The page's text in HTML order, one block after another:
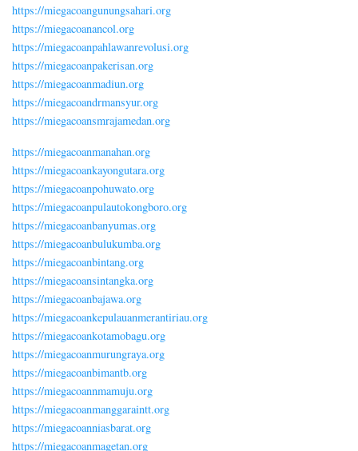
https://miegacoangunungsahari.org
https://miegacoanancol.org
https://miegacoanpahlawanrevolusi.org
https://miegacoanpakerisan.org
https://miegacoanmadiun.org
https://miegacoandrmansyur.org
https://miegacoansmrajamedan.org
https://miegacoanmanahan.org
https://miegacoankayongutara.org
https://miegacoanpohuwato.org
https://miegacoanpulautokongboro.org
https://miegacoanbanyumas.org
https://miegacoanbulukumba.org
https://miegacoanbintang.org
https://miegacoansintangka.org
https://miegacoanbajawa.org
https://miegacoankepulauanmerantiriau.org
https://miegacoankotamobagu.org
https://miegacoanmurungraya.org
https://miegacoanbimantb.org
https://miegacoannmamuju.org
https://miegacoanmanggaraintt.org
https://miegacoanniasbarat.org
https://miegacoanmagetan.org